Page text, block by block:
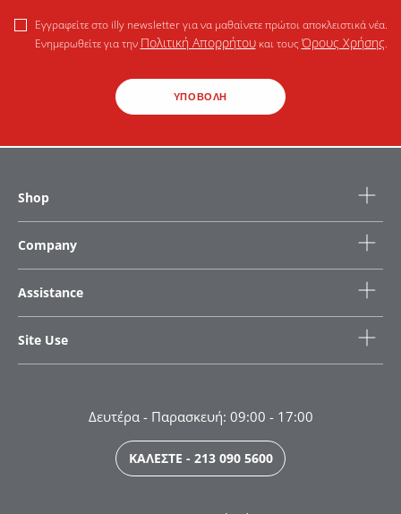
ΥΠΟΒΟΛΗ
Εγγραφείτε στο illy newsletter για να μαθαίνετε πρώτοι αποκλειστικά νέα.
Ενημερωθείτε για την Πολιτική Απορρήτουκαι τουςΌρους Χρήσης.
Shop
Company
Assistance
Site Use
Δευτέρα - Παρασκευή: 09:00 - 17:00
ΚΑΛΕΣΤΕ - 213 090 5600